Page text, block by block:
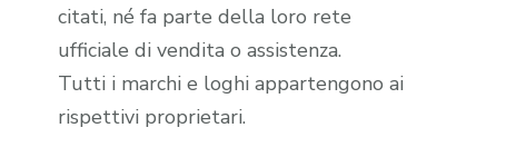
citati, né fa parte della loro rete
ufficiale di vendita o assistenza.
Tutti i marchi e loghi appartengono ai
rispettivi proprietari.